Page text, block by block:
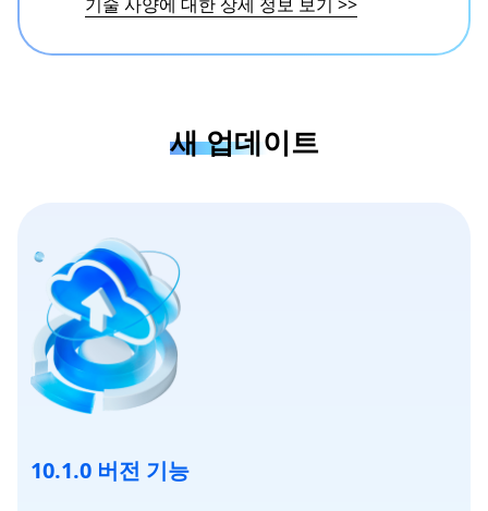
새 업데이트
10.1.0 버전 기능